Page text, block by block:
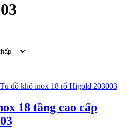
18 tầng cao cấp